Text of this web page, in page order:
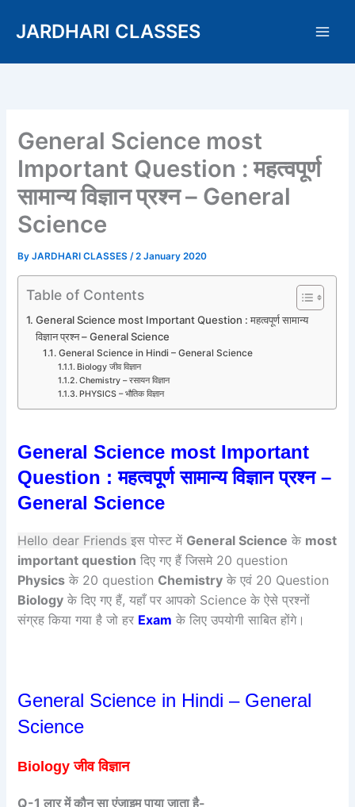
JARDHARI CLASSES
General Science most
Important Question : महत्वपूर्ण
सामान्य विज्ञान प्रश्न – General
Science
ByJARDHARI CLASSES/2 January 2020
Table of Contents
General Science most Important Question : महत्वपूर्ण सामान्य
विज्ञान प्रश्न – General Science
General Science in Hindi – General Science
Biology जीव विज्ञान
Chemistry – रसायन विज्ञान
PHYSICS – भौतिक विज्ञान
General Science most Important
Question : महत्वपूर्ण सामान्य विज्ञान प्रश्न –
General Science
Hello dear Friendsइस पोस्ट में General Science के most
important question दिए गए हैं जिसमे 20 question
Physics के 20 question Chemistry के एवं 20 Question
Biology के दिए गए हैं, यहाँ पर आपको Science के ऐसे प्रश्नों
संग्रह किया गया है जो हर Exam के लिए उपयोगी साबित होंगे।
General Science in Hindi – General
Science
Biology जीव विज्ञान
Q-1 लार में कौन सा एंजाइम पाया जाता है-